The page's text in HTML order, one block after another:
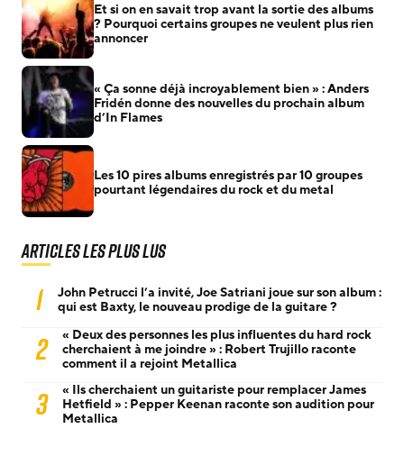
Et si on en savait trop avant la sortie des albums
? Pourquoi certains groupes ne veulent plus rien
annoncer
« Ça sonne déjà incroyablement bien » : Anders
Fridén donne des nouvelles du prochain album
d’In Flames
Les 10 pires albums enregistrés par 10 groupes
pourtant légendaires du rock et du metal
Articles les plus lus
1
John Petrucci l’a invité, Joe Satriani joue sur son album :
qui est Baxty, le nouveau prodige de la guitare ?
2
« Deux des personnes les plus influentes du hard rock
cherchaient à me joindre » : Robert Trujillo raconte
comment il a rejoint Metallica
3
« Ils cherchaient un guitariste pour remplacer James
Hetfield » : Pepper Keenan raconte son audition pour
Metallica